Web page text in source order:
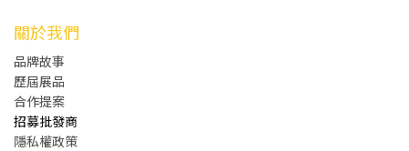
關於我們
品牌故事
歷屆展品
合作提案
招募批發商
隱私權政策